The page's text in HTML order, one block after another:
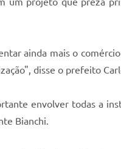
ainda mais o
disse o prefeito
envolver todas a
Bianchi.